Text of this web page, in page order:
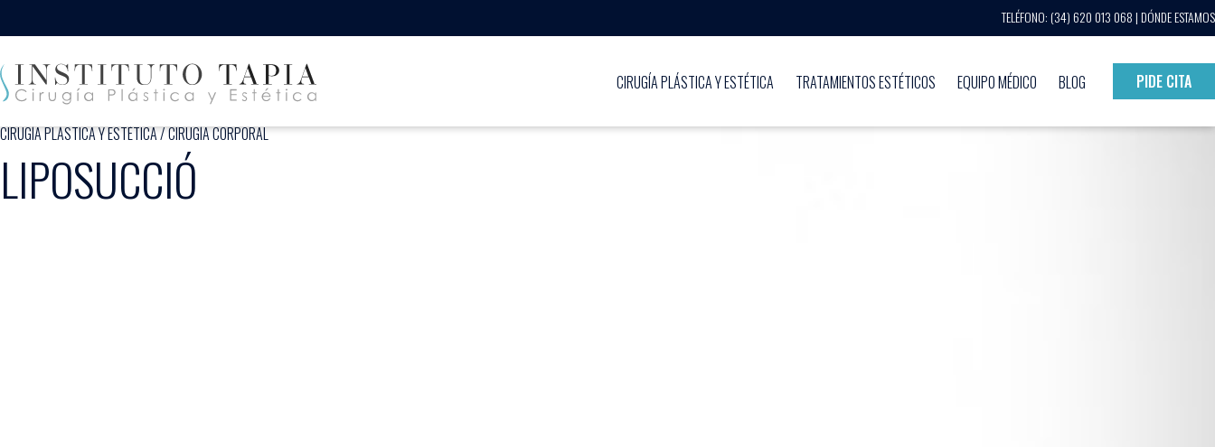
TELÉFONO:(34) 620 013 068|DÓNDE ESTAMOS
PIDE CITA
CIRUGÍA PLÁSTICA Y ESTÉTICA TRATAMIENTOS ESTÉTICOS EQUIPO MÉDICO BLOG
CIRUGÍA PLÁSTICA Y ESTÉTICA/CIRUGÍA CORPORAL
LIPOSUCCIÓ